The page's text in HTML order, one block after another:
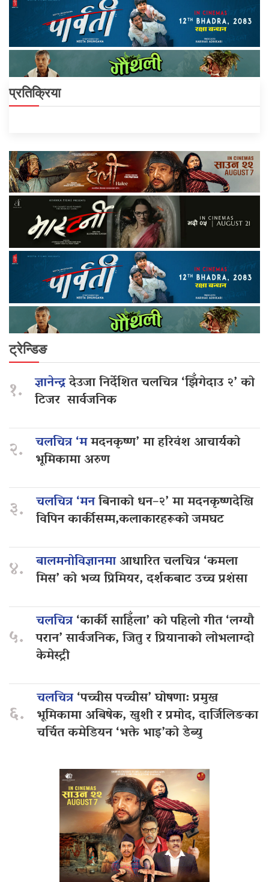
प्रतिक्रिया
ट्रेन्डिङ
१. ज्ञानेन्द्रदेउजा निर्देशित चलचित्र ‘झिँगेदाउ २’ को
टिजर सार्वजनिक
२. चलचित्र ‘ममदनकृष्ण’ मा हरिवंश आचार्यको
भूमिकामा अरुण
३. चलचित्र ‘मनबिनाको धन–२’ मा मदनकृष्णदेखि
विपिन कार्कीसम्म,कलाकारहरूको जमघट
४. बालमनोविज्ञानमाआधारित चलचित्र ‘कमला
मिस’ को भव्य प्रिमियर, दर्शकबाट उच्च प्रशंसा
५.
चलचित्र‘कार्की साहिँला’ को पहिलो गीत ‘लग्यौ
परान’ सार्वजनिक, जितु र प्रियानाको लोभलाग्दो
केमेस्ट्री
६.
चलचित्र‘पच्चीस पच्चीस’ घोषणा: प्रमुख
भूमिकामा अबिषेक, खुशी र प्रमोद, दार्जिलिङका
चर्चित कमेडियन ‘भक्ते भाइ’को डेब्यु